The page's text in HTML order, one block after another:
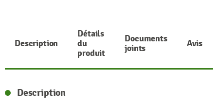
Description
Détails
du
produit
Documents
joints
Avis
Description